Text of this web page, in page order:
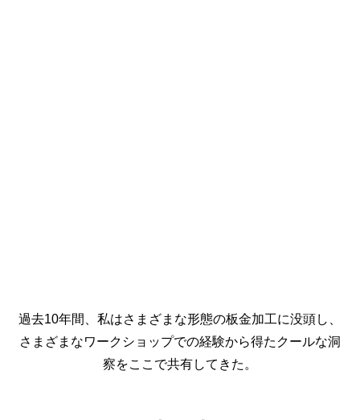
過去10年間、私はさまざまな形態の板金加工に没頭し、
さまざまなワークショップでの経験から得たクールな洞
察をここで共有してきた。